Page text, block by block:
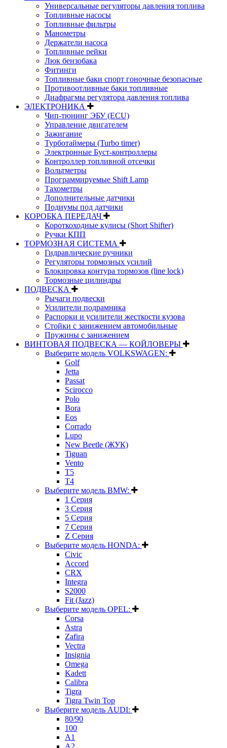
Универсальные регуляторы давления топлива
Топливные насосы
Топливные фильтры
Манометры
Держатели насоса
Топливные рейки
Люк бензобака
Фитинги
Топливные баки спорт гоночные безопасные
Противоотливные баки топливные
Диафрагмы регулятора давления топлива
ЭЛЕКТРОНИКА
Чип-тюнинг ЭБУ (ECU)
Управление двигателем
Зажигание
Турботаймеры (Turbo timer)
Электронные Буст-контроллеры
Контроллер топливной отсечки
Вольтметры
Программируемые Shift Lamp
Тахометры
Дополнительные датчики
Подиумы под датчики
КОРОБКА ПЕРЕДАЧ
Короткоходные кулисы (Short Shifter)
Ручки КПП
ТОРМОЗНАЯ СИСТЕМА
Гидравлические ручники
Регуляторы тормозных усилий
Блокировка контура тормозов (line lock)
Тормозные цилиндры
ПОДВЕСКА
Рычаги подвески
Усилители подрамника
Распорки и усилители жесткости кузова
Стойки с занижением автомобильные
Пружины с занижением
ВИНТОВАЯ ПОДВЕСКА — КОЙЛОВЕРЫ
Выберите модель VOLKSWAGEN:
Golf
Jetta
Passat
Scirocco
Polo
Bora
Eos
Corrado
Lupo
New Beetle (ЖУК)
Tiguan
Vento
T5
T4
Выберите модель BMW:
1 Серия
3 Серия
5 Серия
7 Серия
Z Серия
Выберите модель HONDA:
Civic
Accord
CRX
Integra
S2000
Fit (Jazz)
Выберите модель OPEL:
Corsa
Astra
Zafira
Vectra
Insignia
Omega
Kadett
Calibra
Tigra
Tigra Twin Top
Выберите модель AUDI:
80/90
100
A1
A2